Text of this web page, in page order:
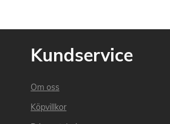
Kundservice
Om oss
Köpvillkor